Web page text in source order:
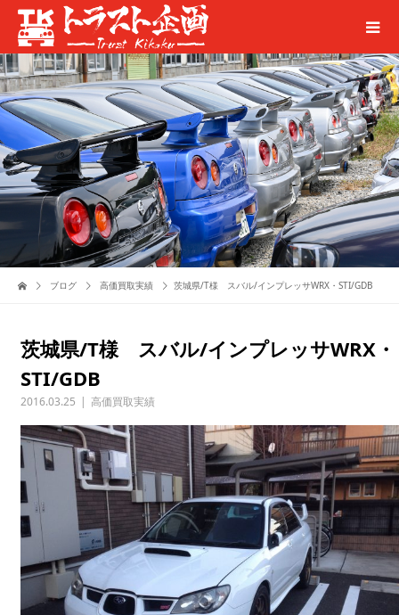
ブログ 高価買取実績 茨城県/T様 スバル/インプレッサWRX・STI/GDB
茨城県/T様 スバル/インプレッサWRX・
STI/GDB
2016.03.25 高価買取実績